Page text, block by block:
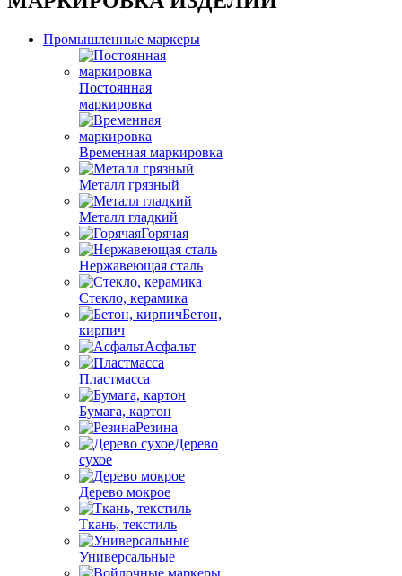
Промышленные маркеры
Постоянная
маркировка
Временная маркировка
Металл грязный
Металл гладкий
Горячая
Нержавеющая сталь
Стекло, керамика
Бетон,
кирпич
Асфальт
Пластмасса
Бумага, картон
Резина
Дерево
сухое
Дерево мокрое
Ткань, текстиль
Универсальные